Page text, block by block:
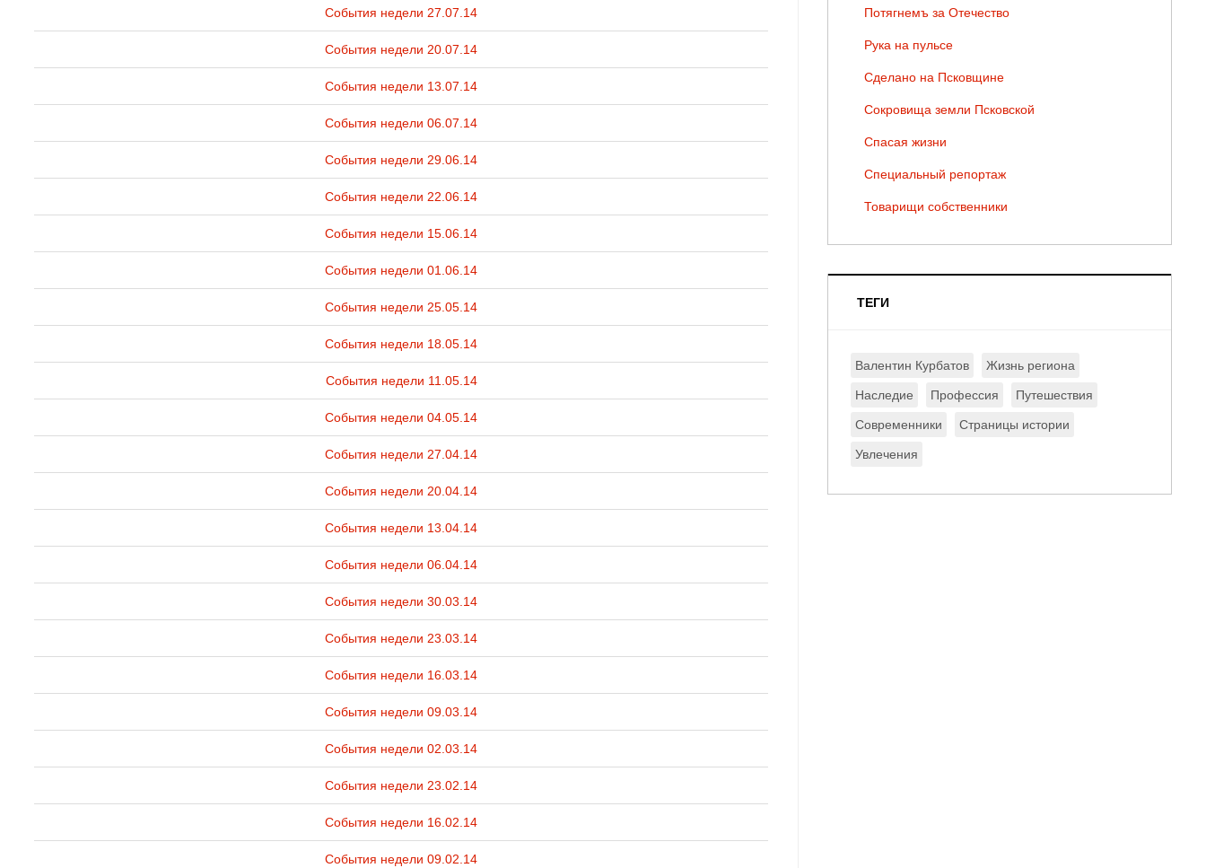
События недели 27.07.14
События недели 20.07.14
События недели 13.07.14
События недели 06.07.14
События недели 29.06.14
События недели 22.06.14
События недели 15.06.14
События недели 01.06.14
События недели 25.05.14
События недели 18.05.14
События недели 11.05.14
События недели 04.05.14
События недели 27.04.14
События недели 20.04.14
События недели 13.04.14
События недели 06.04.14
События недели 30.03.14
События недели 23.03.14
События недели 16.03.14
События недели 09.03.14
События недели 02.03.14
События недели 23.02.14
События недели 16.02.14
События недели 09.02.14
Потягнемъ за Отечество
Рука на пульсе
Сделано на Псковщине
Сокровища земли Псковской
Спасая жизни
Специальный репортаж
Товарищи собственники
ТЕГИ
Валентин Курбатов Жизнь региона
Наследие Профессия Путешествия
Современники Страницы истории
Увлечения